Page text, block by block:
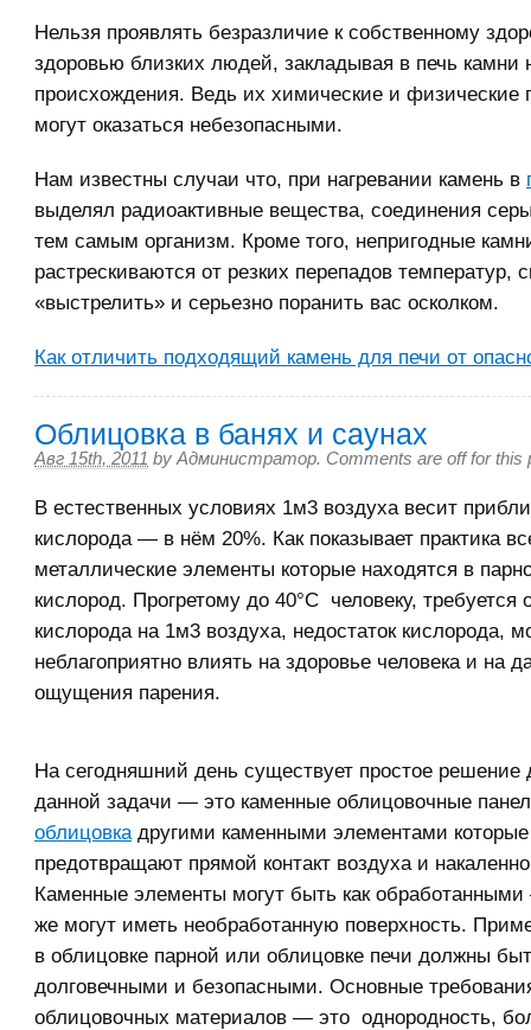
Нельзя проявлять безразличие к собственному
здоровью близких людей, закладывая в печь камни
происхождения. Ведь их химические и физические
могут оказаться небезопасными.
Нам известны случаи что, при нагревании камень в
выделял радиоактивные вещества, соединения
тем самым организм. Кроме того, непригодные
растрескиваются от резких перепадов температур,
«выстрелить» и серьезно поранить вас осколком.
Как отличить подходящий камень для печи от
Облицовка в банях и саунах
Авг 15th, 2011 by Администратор. Comments are off for this
В естественных условиях 1м3 воздуха весит
кислорода — в нём 20%. Как показывает практика
металлические элементы которые находятся в
кислород. Прогретому до 40°С человеку, требуется
кислорода на 1м3 воздуха, недостаток кислорода,
неблагоприятно влиять на здоровье человека и на
ощущения парения.
На сегодняшний день существует простое
данной задачи — это каменные облицовочные
облицовкадругими каменными элементами которые
предотвращают прямой контакт воздуха и
Каменные элементы могут быть как обработанными
же могут иметь необработанную поверхность.
в облицовке парной или облицовке печи должны
долговечными и безопасными. Основные
облицовочных материалов — это однородность,